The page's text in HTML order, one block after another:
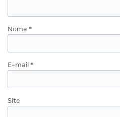
Nome *
E-mail *
Site